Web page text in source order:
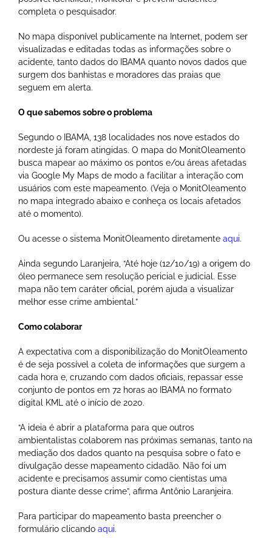
completa o pesquisador.
No mapa disponível publicamente na Internet, podem ser
visualizadas e editadas todas as informações sobre o
acidente, tanto dados do IBAMA quanto novos dados que
surgem dos banhistas e moradores das praias que
seguem em alerta.
O que sabemos sobre o problema
Segundo o IBAMA, 138 localidades nos nove estados do
nordeste já foram atingidas. O mapa do MonitOleamento
busca mapear ao máximo os pontos e/ou áreas afetadas
via Google My Maps de modo a facilitar a interação com
usuários com este mapeamento. (Veja o MonitOleamento
no mapa integrado abaixo e conheça os locais afetados
até o momento).
Ou acesse o sistema MonitOleamento diretamente aqui.
Ainda segundo Laranjeira, “Até hoje (12/10/19) a origem do
óleo permanece sem resolução pericial e judicial. Esse
mapa não tem caráter oficial, porém ajuda a visualizar
melhor esse crime ambiental.”
Como colaborar
A expectativa com a disponibilização do MonitOleamento
é de seja possível a coleta de informações que surgem a
cada hora e, cruzando com dados oficiais, repassar esse
conjunto de pontos em 72 horas ao IBAMA no formato
digital KML até o início de 2020.
“A ideia é abrir a plataforma para que outros
ambientalistas colaborem nas próximas semanas, tanto na
mediação dos dados quanto na pesquisa sobre o fato e
divulgação desse mapeamento cidadão. Não foi um
acidente e precisamos assumir como cientistas uma
postura diante desse crime”, afirma Antônio Laranjeira.
Para participar do mapeamento basta preencher o
formulário clicando aqui.